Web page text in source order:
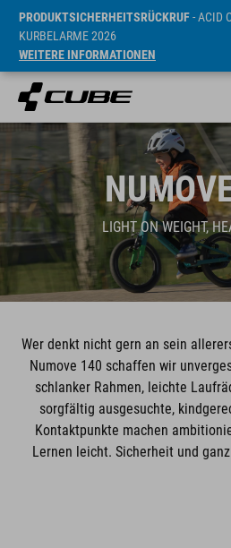
PRODUKTSICHERHEITSRÜCKRUF- ACID
KURBELARME 2026
WEITERE INFORMATIONEN
LIGHT ON WEIGHT,
Wer denkt nicht gern an sein
Numove 140 schaffen wir
schlanker Rahmen, leichte
sorgfältig ausgesuchte,
Kontaktpunkte machen
Lernen leicht. Sicherheit und